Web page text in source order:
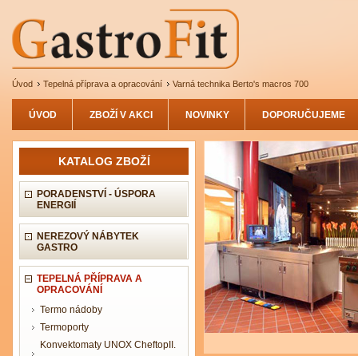
Úvod Tepelná příprava a opracování Varná technika Berto's macros 700
ÚVOD ZBOŽÍ V AKCI NOVINKY DOPORUČUJEME
KATALOG ZBOŽÍ
PORADENSTVÍ - ÚSPORA
ENERGIÍ
NEREZOVÝ NÁBYTEK
GASTRO
TEPELNÁ PŘÍPRAVA A
OPRACOVÁNÍ
Termo nádoby
Termoporty
Konvektomaty UNOX CheftopII.